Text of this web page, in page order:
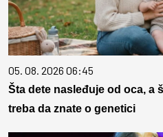
05. 08. 2026 06:45
Šta dete nasleđuje od oca, a
treba da znate o genetici